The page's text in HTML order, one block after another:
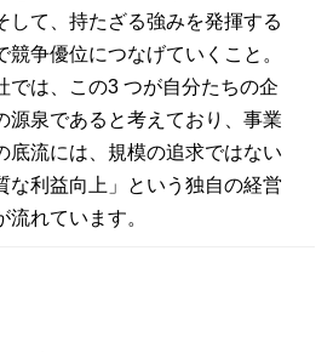
して、持たざる強みを発揮する
競争優位につなげていくこと。
は、この3 つが自分たちの企
源泉であると考えており、事業
底流には、規模の追求ではない
な利益向上」という独自の経営
流れています。